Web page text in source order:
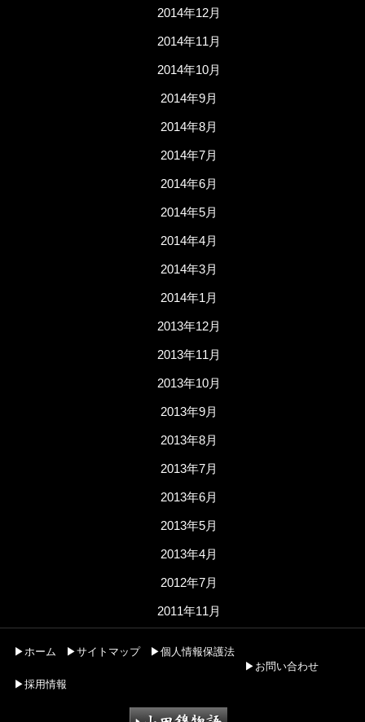
2014年12月
2014年11月
2014年10月
2014年9月
2014年8月
2014年7月
2014年6月
2014年5月
2014年4月
2014年3月
2014年1月
2013年12月
2013年11月
2013年10月
2013年9月
2013年8月
2013年7月
2013年6月
2013年5月
2013年4月
2012年7月
2011年11月
▶ホーム ▶サイトマップ
▶個人情報保護法
▶お問い合わせ
▶採用情報